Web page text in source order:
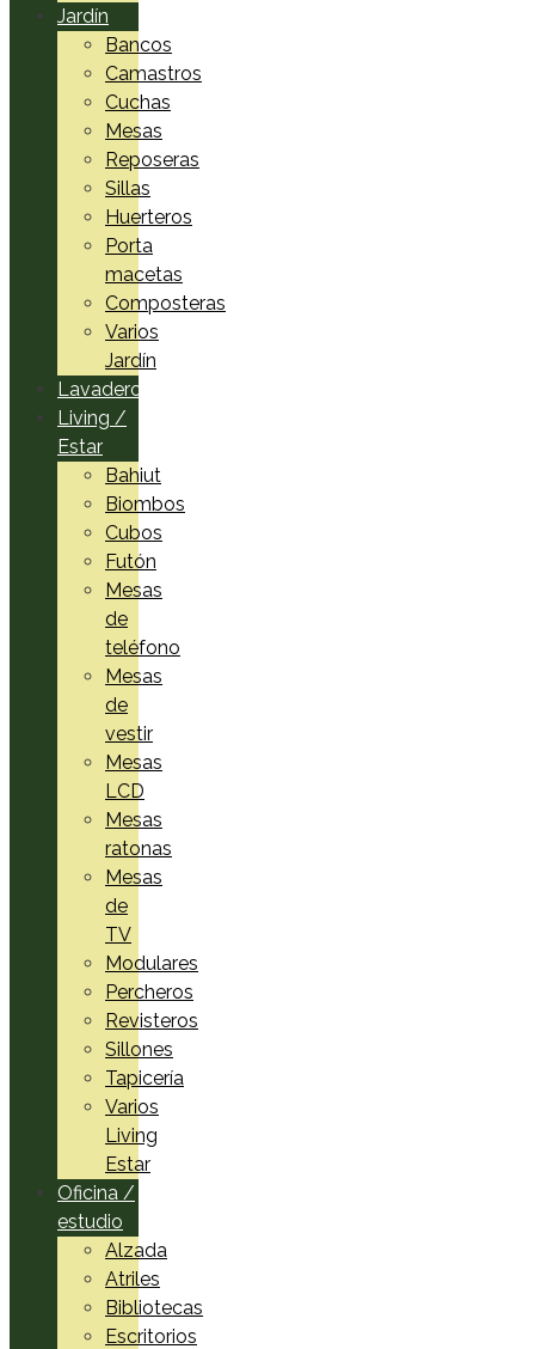
Jardín
Bancos
Camastros
Cuchas
Mesas
Reposeras
Sillas
Huerteros
Porta
macetas
Composteras
Varios
Jardín
Lavadero
Living /
Estar
Bahiut
Biombos
Cubos
Futón
Mesas
de
teléfono
Mesas
de
vestir
Mesas
LCD
Mesas
ratonas
Mesas
de
TV
Modulares
Percheros
Revisteros
Sillones
Tapicería
Varios
Living
Estar
Oficina /
estudio
Alzada
Atriles
Bibliotecas
Escritorios